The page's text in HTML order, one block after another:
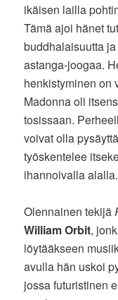
ikäisen lailla
Tämä ajoi hänet
buddhalaisuutta
astanga-joogaa.
henkistyminen on
Madonna oli
tosissaan.
voivat olla
työskentelee
ihannoivalla alalla.
Olennainen tekijä
William Orbit,
löytääkseen
avulla hän uskoi
jossa futuristinen